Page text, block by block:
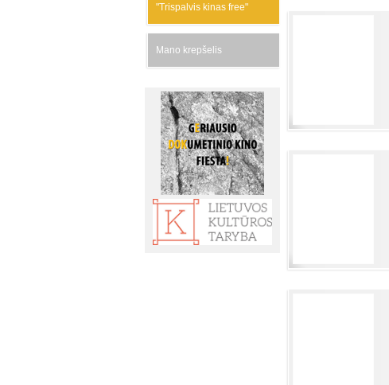
"Trispalvis kinas free"
Mano krepšelis